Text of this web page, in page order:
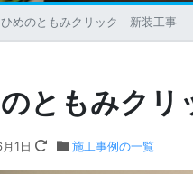
ひめのともみクリック 新装工事
ともみク
1日 施工事例の一覧